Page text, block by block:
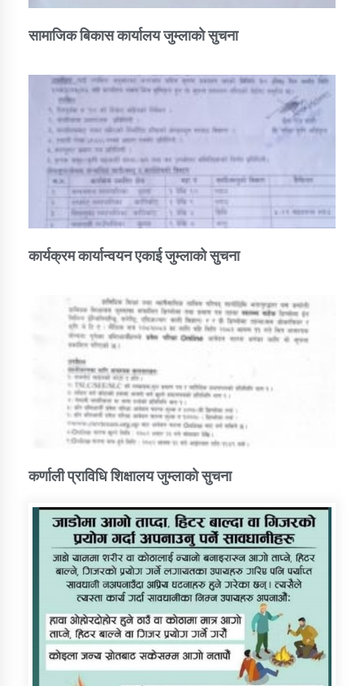
सामाजिक बिकास कार्यालय जुम्लाकाे सुचना
कार्यक्रम कार्यान्वयन एकाई जुम्लाको सुचना
कर्णाली प्राविधि शिक्षालय जुम्लाको सुचना